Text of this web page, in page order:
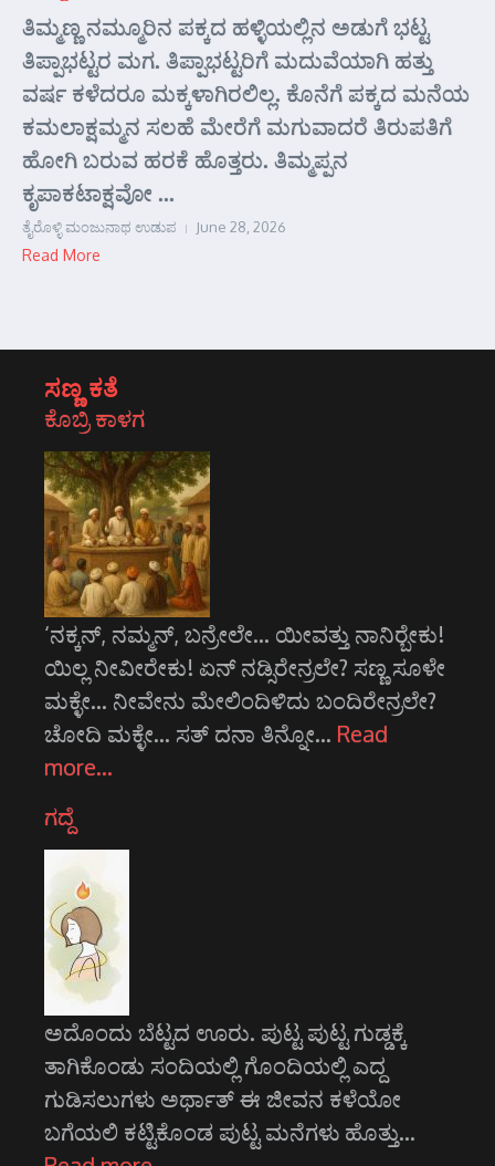
ತಿಮ್ಮಣ್ಣ ನಮ್ಮೂರಿನ ಪಕ್ಕದ ಹಳ್ಳಿಯಲ್ಲಿನ ಅಡುಗೆ ಭಟ್ಟ
ತಿಪ್ಪಾಭಟ್ಟರ ಮಗ. ತಿಪ್ಪಾಭಟ್ಟರಿಗೆ ಮದುವೆಯಾಗಿ ಹತ್ತು
ವರ್ಷ ಕಳೆದರೂ ಮಕ್ಕಳಾಗಿರಲಿಲ್ಲ. ಕೊನೆಗೆ ಪಕ್ಕದ ಮನೆಯ
ಕಮಲಾಕ್ಷಮ್ಮನ ಸಲಹೆ ಮೇರೆಗೆ ಮಗುವಾದರೆ ತಿರುಪತಿಗೆ
ಹೋಗಿ ಬರುವ ಹರಕೆ ಹೊತ್ತರು. ತಿಮ್ಮಪ್ಪನ
ಕೃಪಾಕಟಾಕ್ಷವೋ ...
ತೈರೊಳ್ಳಿ ಮಂಜುನಾಥ ಉಡುಪ June 28, 2026
Read More
ಸಣ್ಣ ಕತೆ
ಕೊಬ್ರಿ ಕಾಳಗ
‘ನಕ್ಕನ್, ನಮ್ಮನ್, ಬನ್ರೇಲೇ... ಯೀವತ್ತು ನಾನಿರ್‍ಬೇಕು!
ಯಿಲ್ಲ ನೀವೀರೇಕು! ಏನ್ ನಡ್ಸಿರೇನ್ರಲೇ? ಸಣ್ಣ ಸೂಳೇ
ಮಕ್ಳೇ... ನೀವೇನು ಮೇಲಿಂದಿಳಿದು ಬಂದಿರೇನ್ರಲೇ?
ಚೋದಿ ಮಕ್ಳೇ... ಸತ್ ದನಾ ತಿನ್ನೋ… Read
more…
ಗದ್ದೆ
ಅದೊಂದು ಬೆಟ್ಟದ ಊರು. ಪುಟ್ಟ ಪುಟ್ಟ ಗುಡ್ಡಕ್ಕೆ
ತಾಗಿಕೊಂಡು ಸಂದಿಯಲ್ಲಿ ಗೊಂದಿಯಲ್ಲಿ ಎದ್ದ
ಗುಡಿಸಲುಗಳು ಅರ್ಥಾತ್ ಈ ಜೀವನ ಕಳೆಯೋ
ಬಗೆಯಲಿ ಕಟ್ಟಿಕೊಂಡ ಪುಟ್ಟ ಮನೆಗಳು ಹೊತ್ತು…